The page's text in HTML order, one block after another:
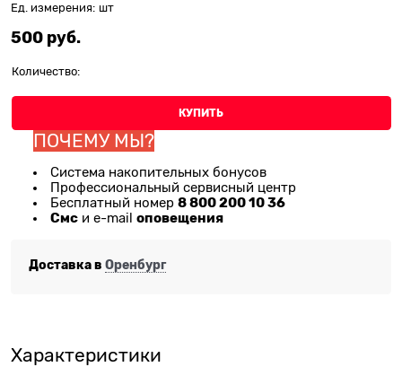
Ед. измерения: шт
500 руб.
Количество:
КУПИТЬ
ПОЧЕМУ МЫ?
Система накопительных бонусов
Профессиональный сервисный центр
Бесплатный номер 8 800 200 10 36
Смс и e-mail оповещения
Доставка в Оренбург
Характеристики